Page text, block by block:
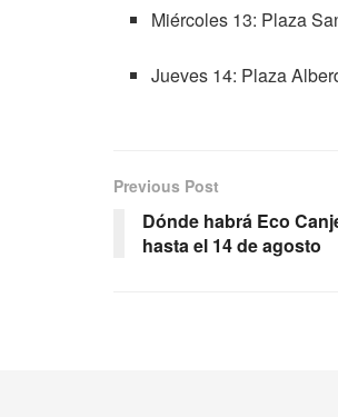
Miércoles 13: Plaza
Jueves 14: Plaza
Previous Post
Dónde habrá Eco
hasta el 14 de agosto